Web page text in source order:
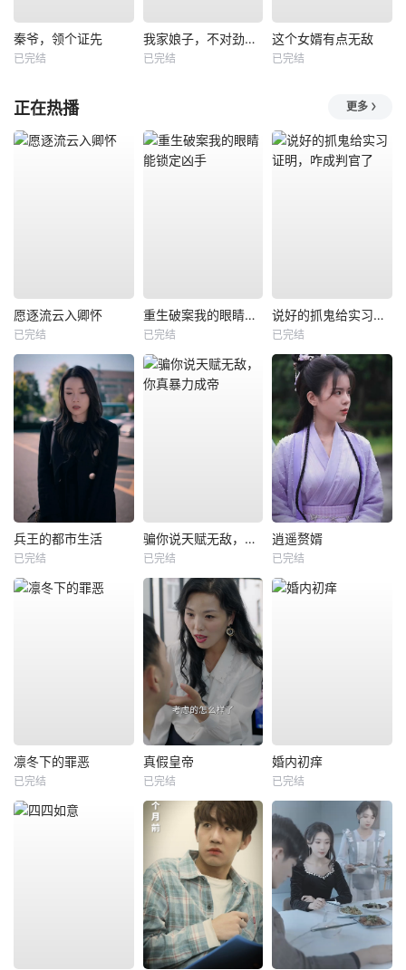
秦爷，领个证先
已完结
我家娘子，不对劲第四季
已完结
这个女婿有点无敌
已完结
正在热播 更多
愿逐流云入卿怀
已完结
重生破案我的眼睛能锁定凶手
已完结
说好的抓鬼给实习证明，咋成判官了
已完结
兵王的都市生活
已完结
骗你说天赋无敌，你真暴力成帝
已完结
逍遥赘婿
已完结
凛冬下的罪恶
已完结
真假皇帝
已完结
婚内初痒
已完结